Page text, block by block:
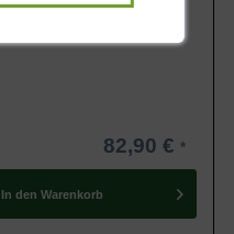
82,90 €
In den Warenkorb